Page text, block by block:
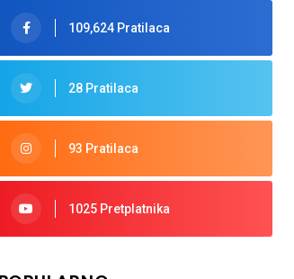
109,624 Pratilaca
28 Pratilaca
93 Pratilaca
1025 Pretplatnika